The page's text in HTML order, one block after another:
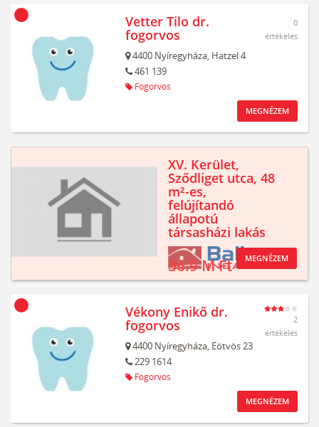
Vetter Tilo dr.
fogorvos
4400 Nyíregyháza, Hatzel 4
461 139
Fogorvos
0
értékelés
MEGNÉZEM
XV. Kerület,
Sződliget utca, 48
m²-es,
felújítandó
állapotú
társasházi lakás
36.9 M Ft MEGNÉZEM
Vékony Enikő dr.
fogorvos
4400 Nyíregyháza, Eötvös 23
229 1614
Fogorvos
2
értékelés
MEGNÉZEM